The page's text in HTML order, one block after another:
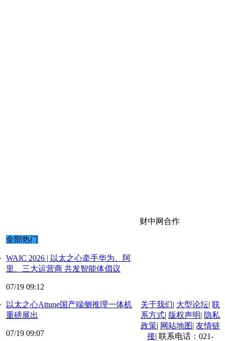
全部热门
WAIC 2026 | 以太之心牵手华为、阿
里、三大运营商 共发智能体倡议
07/19 09:12
以太之心Attune国产端侧推理一体机
重磅展出
07/19 09:07
财中网合作
关于我们| 大型论坛| 联
系方式| 版权声明| 隐私
政策| 网站地图| 友情链
接| 联系电话：021-